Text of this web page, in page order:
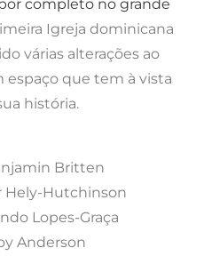
completo no grande
Igreja dominicana
várias alterações ao
espaço que tem à vista
história.
Britten
Hely-Hutchinson
Lopes-Graça
Anderson